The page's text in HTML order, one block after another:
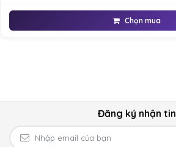
Chọn mua
Đăng ký nhận tin